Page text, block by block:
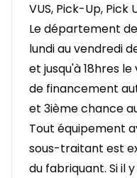
VUS, Pick-Up, Pick
Le département
lundi au vendredi
et jusqu'à 18hres
de financement
et 3ième chance
Tout équipement
sous-traitant est
du fabriquant. Si il